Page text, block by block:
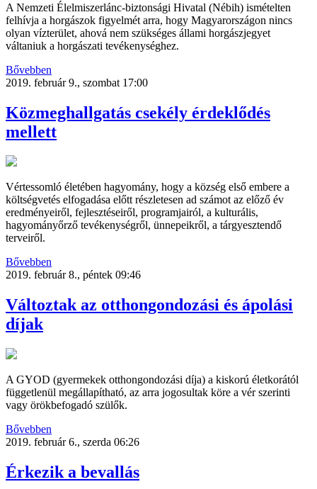
A Nemzeti Élelmiszerlánc-biztonsági Hivatal (Nébih) ismételten
felhívja a horgászok figyelmét arra, hogy Magyarországon nincs
olyan vízterület, ahová nem szükséges állami horgászjegyet
váltaniuk a horgászati tevékenységhez.
Bővebben
2019. február 9., szombat 17:00
Közmeghallgatás csekély érdeklődés
mellett
Vértessomló életében hagyomány, hogy a község első embere a
költségvetés elfogadása előtt részletesen ad számot az előző év
eredményeiről, fejlesztéseiről, programjairól, a kulturális,
hagyományőrző tevékenységről, ünnepeikről, a tárgyesztendő
terveiről.
Bővebben
2019. február 8., péntek 09:46
Változtak az otthongondozási és ápolási
díjak
A GYOD (gyermekek otthongondozási díja) a kiskorú életkorától
függetlenül megállapítható, az arra jogosultak köre a vér szerinti
vagy örökbefogadó szülők.
Bővebben
2019. február 6., szerda 06:26
Érkezik a bevallás